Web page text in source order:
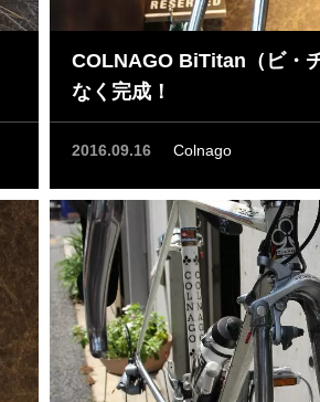
COLNAGO BiTitan（ビ・
なく完成！
2016.09.16 Colnago